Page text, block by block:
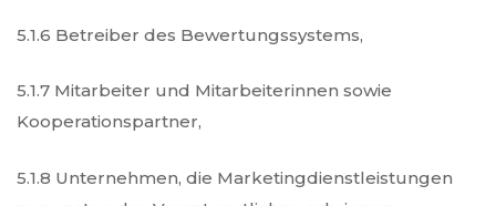
5.1.6 Betreiber des Bewertungssystems,
5.1.7 Mitarbeiter und Mitarbeiterinnen sowie
Kooperationspartner,
5.1.8 Unternehmen, die Marketingdienstleistungen